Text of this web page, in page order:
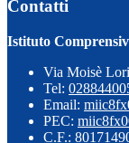
Contatti
Istituto
Via Moisè
Tel:
Email:
PEC:
C.F.: